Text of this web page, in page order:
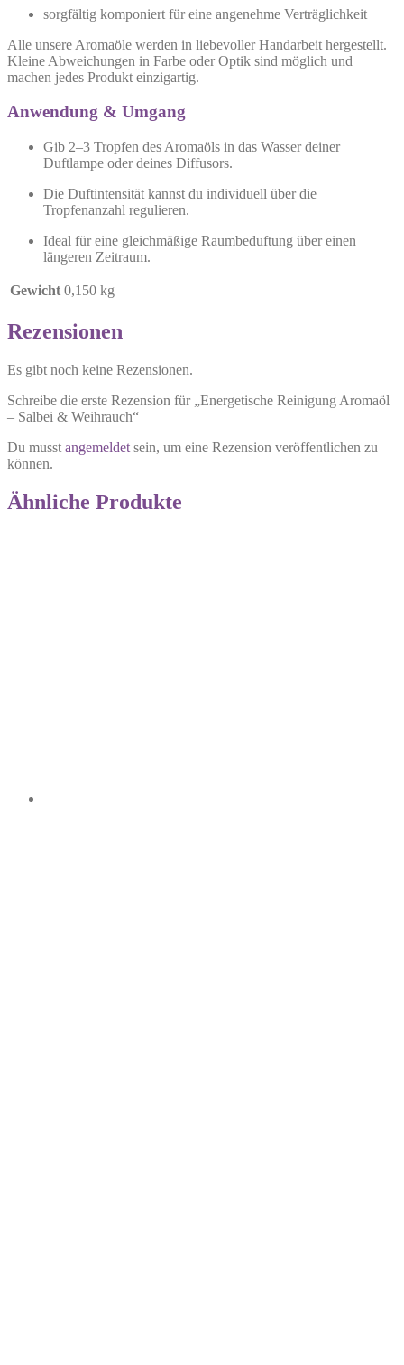
sorgfältig komponiert für eine angenehme Verträglichkeit
Alle unsere Aromaöle werden in liebevoller Handarbeit hergestellt.
Kleine Abweichungen in Farbe oder Optik sind möglich und
machen jedes Produkt einzigartig.
Anwendung & Umgang
Gib 2–3 Tropfen des Aromaöls in das Wasser deiner
Duftlampe oder deines Diffusors.
Die Duftintensität kannst du individuell über die
Tropfenanzahl regulieren.
Ideal für eine gleichmäßige Raumbeduftung über einen
längeren Zeitraum.
Gewicht 0,150 kg
Rezensionen
Es gibt noch keine Rezensionen.
Schreibe die erste Rezension für „Energetische Reinigung Aromaöl
– Salbei & Weihrauch“
Du musst angemeldet sein, um eine Rezension veröffentlichen zu
können.
Ähnliche Produkte